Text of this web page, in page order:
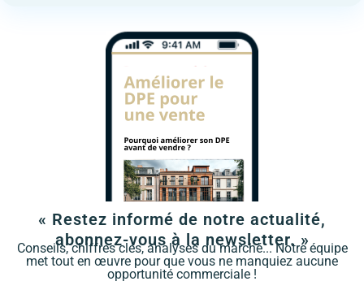
« Restez informé de notre actualité,
abonnez-vous à la newsletter. »
Conseils, chiffres clés, analyses du marché... Notre équipe
met tout en œuvre pour que vous ne manquiez aucune
opportunité commerciale !